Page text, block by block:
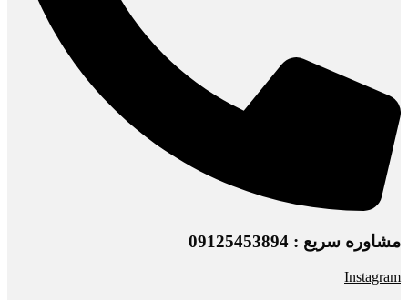
مشاوره سریع : 09125453894
Instagram